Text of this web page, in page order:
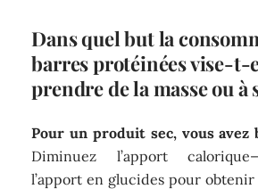
Dans quel but la
barres protéinées vise-t-
prendre de la masse ou à
Pour un produit sec, vous avez
Diminuez l’apport
l’apport en glucides pour